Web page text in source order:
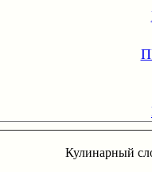
Кулинарный